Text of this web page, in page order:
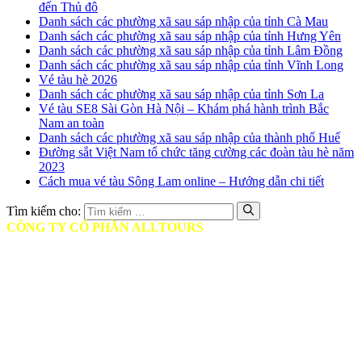
đến Thủ đô
Danh sách các phường xã sau sáp nhập của tỉnh Cà Mau
Danh sách các phường xã sau sáp nhập của tỉnh Hưng Yên
Danh sách các phường xã sau sáp nhập của tỉnh Lâm Đồng
Danh sách các phường xã sau sáp nhập của tỉnh Vĩnh Long
Vé tàu hè 2026
Danh sách các phường xã sau sáp nhập của tỉnh Sơn La
Vé tàu SE8 Sài Gòn Hà Nội – Khám phá hành trình Bắc
Nam an toàn
Danh sách các phường xã sau sáp nhập của thành phố Huế
Đường sắt Việt Nam tổ chức tăng cường các đoàn tàu hè năm
2023
Cách mua vé tàu Sông Lam online – Hướng dẫn chi tiết
Tìm kiếm cho:
CÔNG TY CỔ PHẦN ALLTOURS